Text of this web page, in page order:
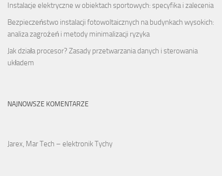
Instalacje elektryczne w obiektach sportowych: specyfika i zalecenia
Bezpieczeństwo instalacji fotowoltaicznych na budynkach wysokich:
analiza zagrożeń i metody minimalizacji ryzyka
Jak działa procesor? Zasady przetwarzania danych i sterowania
układem
NAJNOWSZE KOMENTARZE
Jarex, Mar Tech – elektronik Tychy